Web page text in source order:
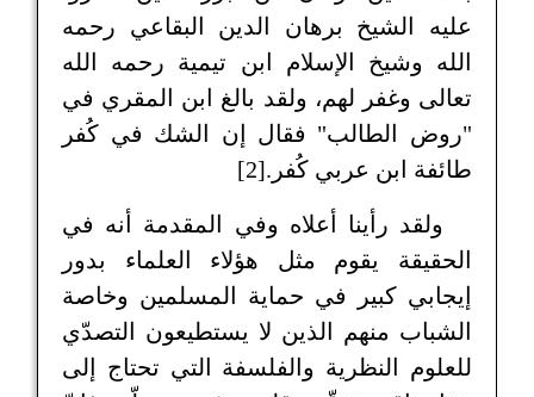
عليه الشيخ برهان الدين البقاعي رحمه
الله وشيخ الإسلام ابن تيمية رحمه الله
تعالى وغفر لهم، ولقد بالغ ابن المقري في
"روض الطالب" فقال إن الشك في كُفر
طائفة ابن عربي كُفر.[2]
ولقد رأينا أعلاه وفي المقدمة أنه في
الحقيقة يقوم مثل هؤلاء العلماء بدور
إيجابي كبير في حماية المسلمين وخاصة
الشباب منهم الذين لا يستطيعون التصدّي
للعلوم النظرية والفلسفة التي تحتاج إلى